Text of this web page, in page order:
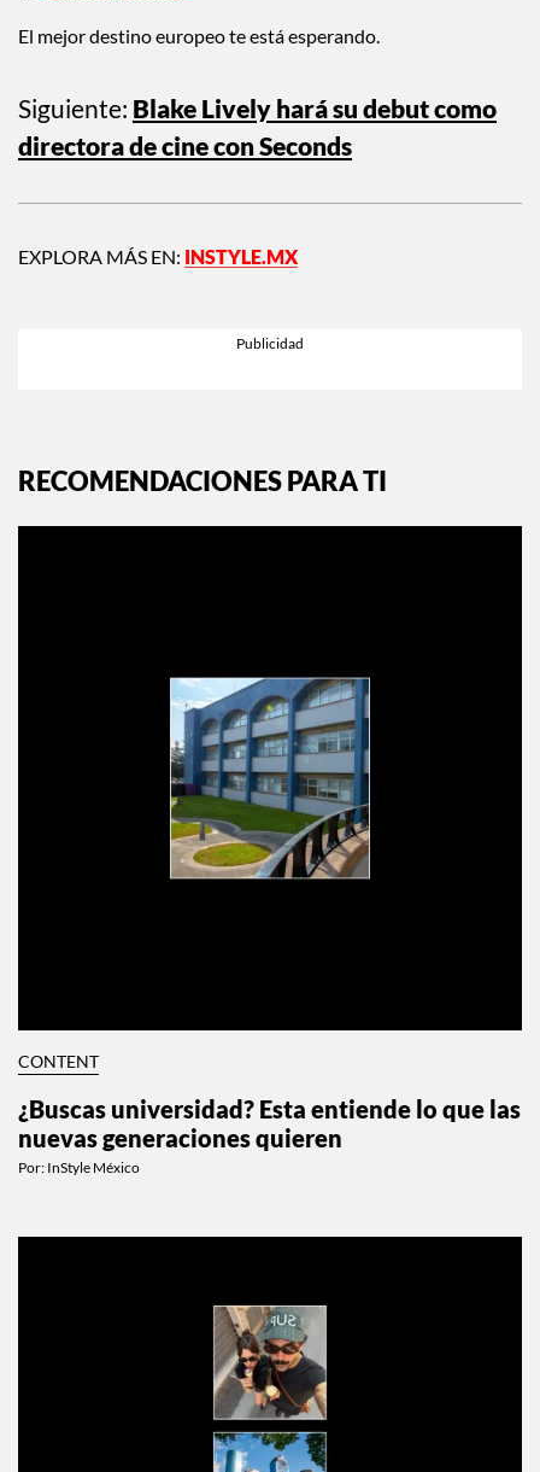
El mejor destino europeo te está esperando.
Siguiente: Blake Lively hará su debut como
directora de cine con Seconds
EXPLORA MÁS EN: INSTYLE.MX
RECOMENDACIONES PARA TI
CONTENT
¿Buscas universidad? Esta entiende lo que las
nuevas generaciones quieren
Por: InStyle México